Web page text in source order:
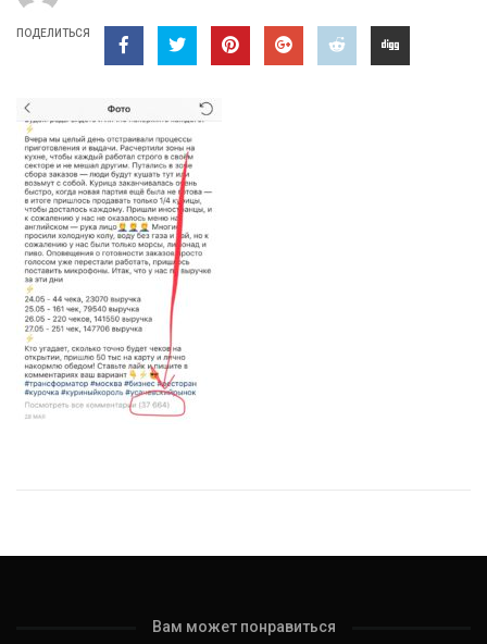
ПОДЕЛИТЬСЯ
Вам может понравиться